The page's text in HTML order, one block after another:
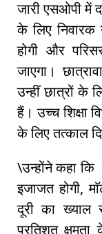
जारी एसओपी में
के लिए
होगी और
जाएगा।
उन्हीं छात्रों के
हैं। उच्च शिक्षा
के लिए तत्काल
\उन्होंने कहा
इजाजत होगी,
दूरी का ख्याल
प्रतिशत